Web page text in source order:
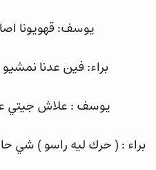
يوسف: قهويونا
براء: فين عدنا نمشيو
يوسف : علاش جيتي
براء : ( حرك ليه راسو ) شي